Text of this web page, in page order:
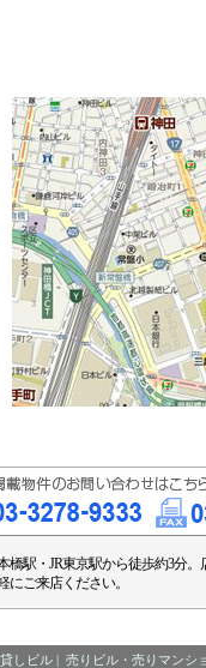
橋駅・JR東京駅から徒歩約3分。
にご来店ください。
貸しビル | 売りビル・売りマンシ